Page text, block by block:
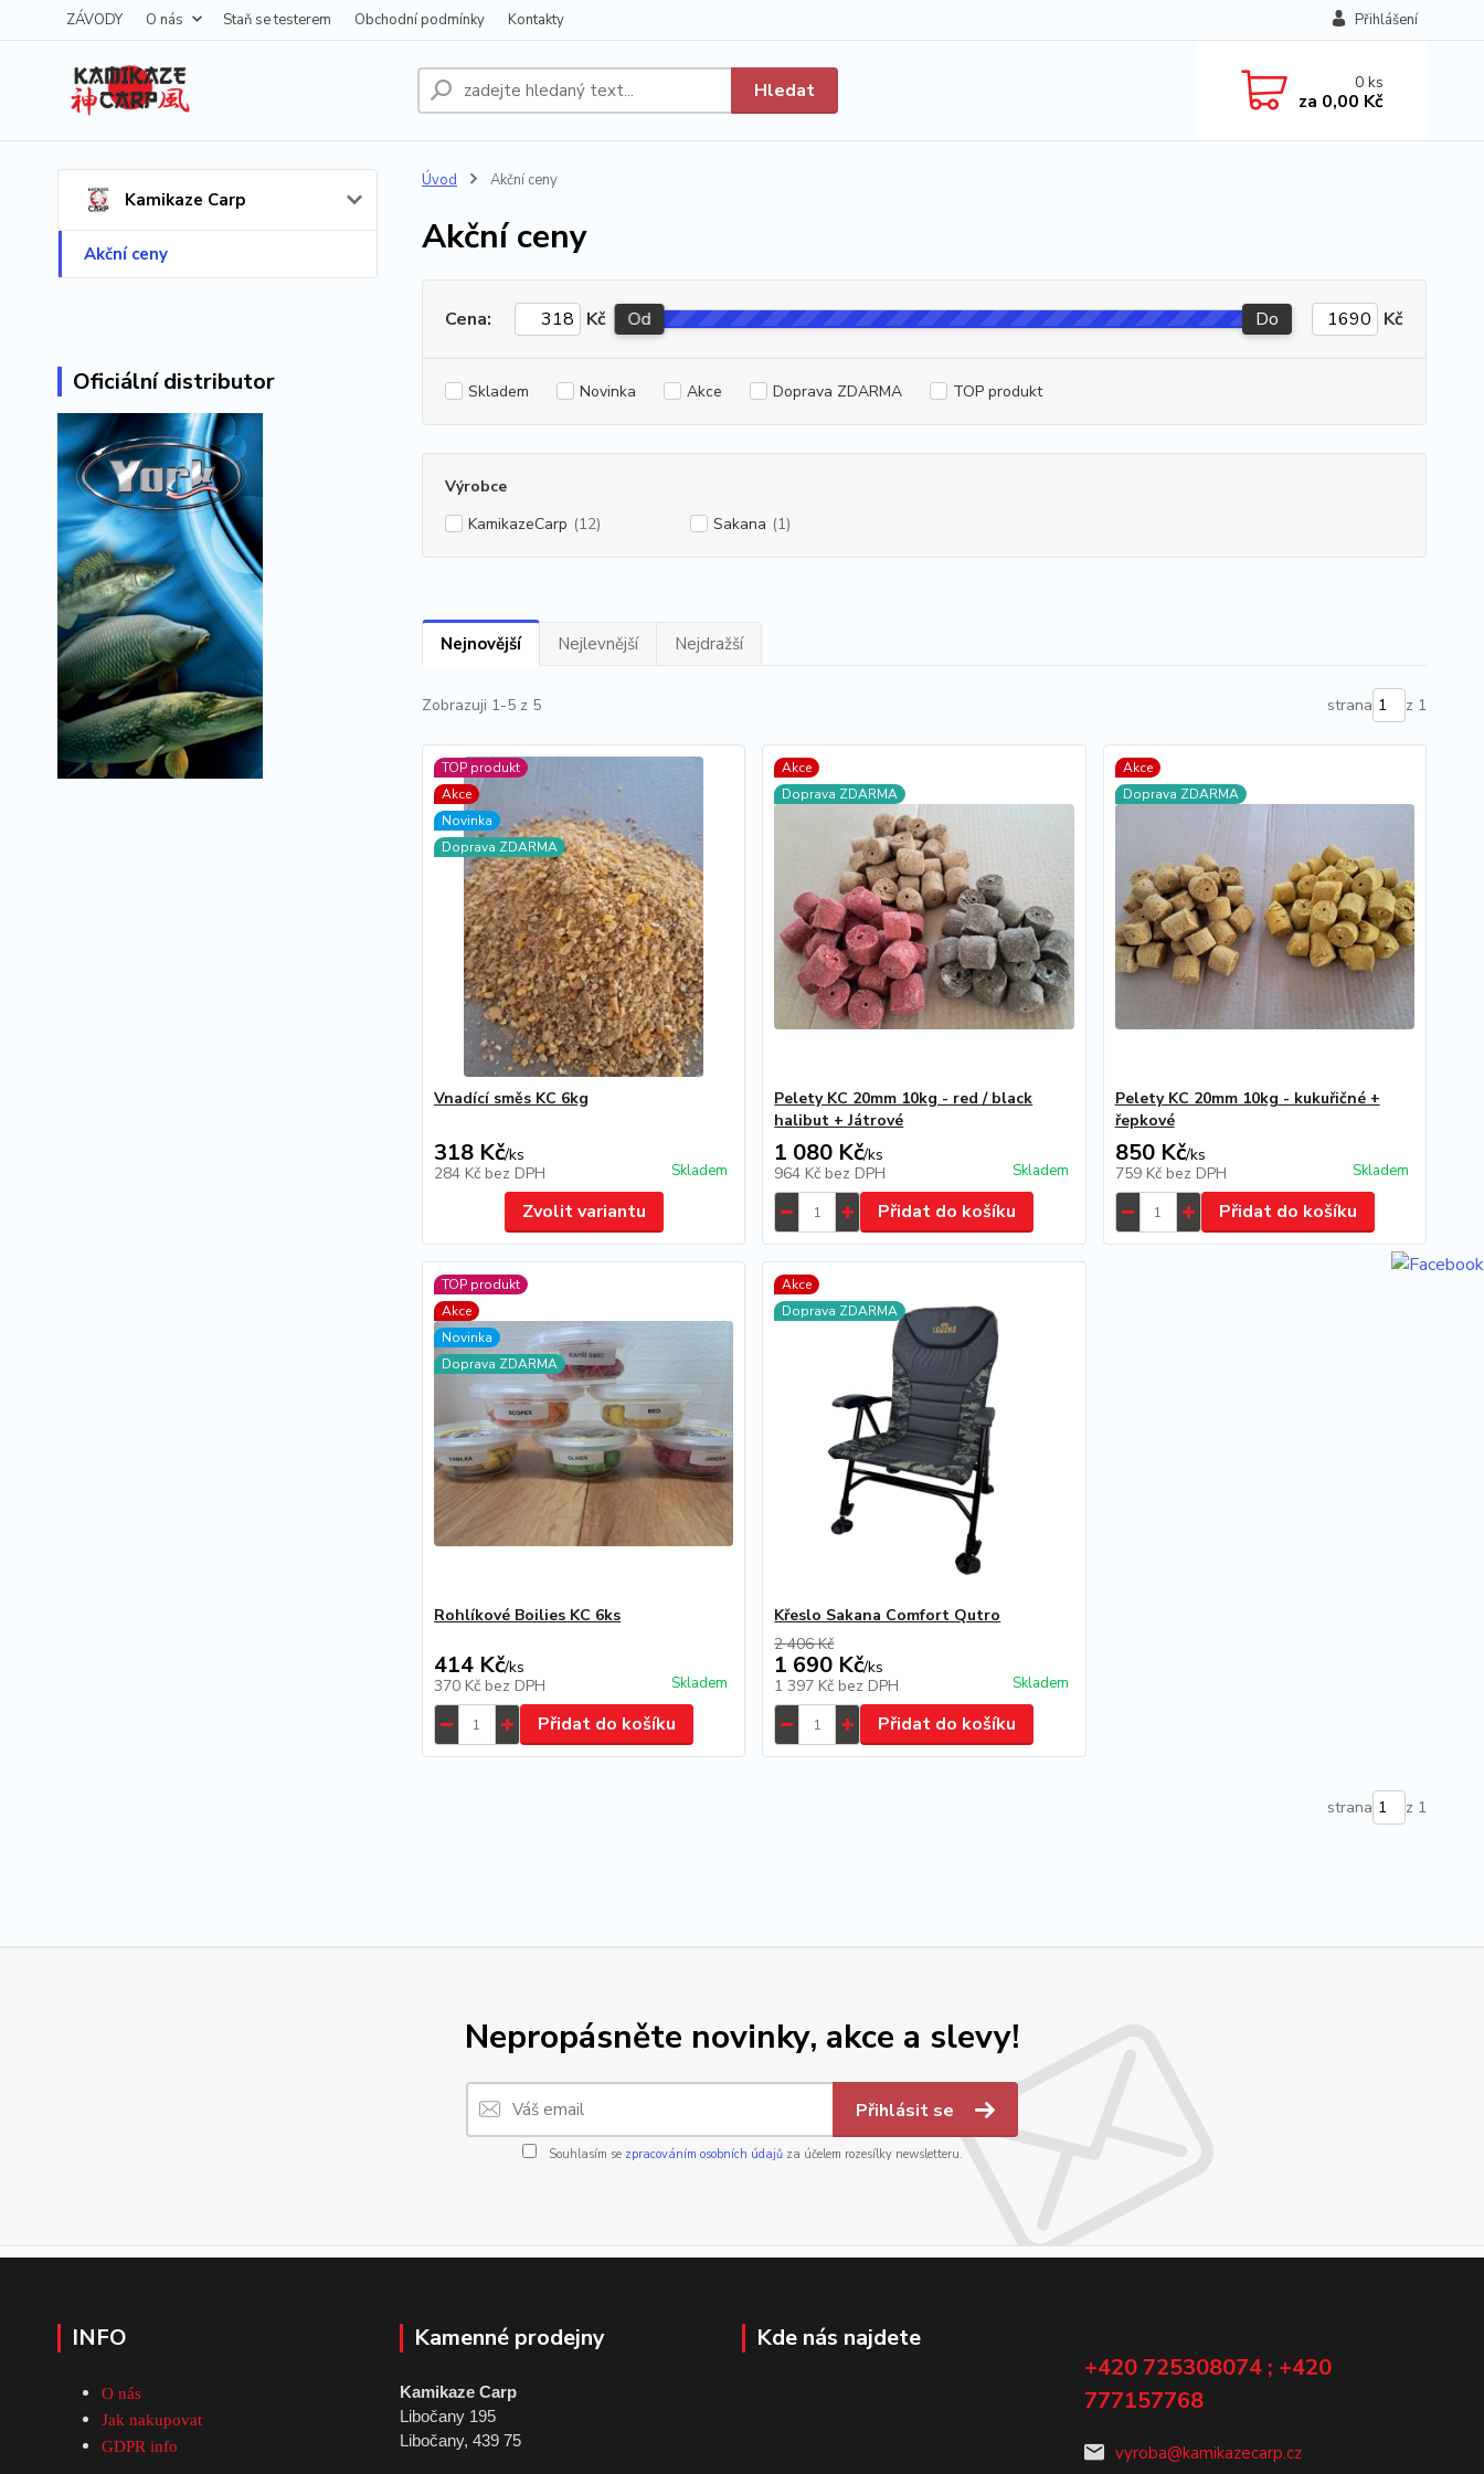
ZÁVODY O nás Staň se testerem Obchodní podmínky Kontakty Přihlášení
Hledat 0ks
za 0,00 Kč
Kamikaze Carp
Akční ceny
Oficiální distributor
Úvod Akční ceny
Akční ceny
Cena: Kč Od Do Kč
Skladem Novinka Akce Doprava ZDARMA TOP produkt
Výrobce
KamikazeCarp (12) Sakana (1)
Nejnovější Nejlevnější Nejdražší
Zobrazuji 1-5 z 5 strana z 1
TOP produkt
Akce
Novinka
Doprava ZDARMA
Vnadící směs KC 6kg
318 Kč/ks
284 Kč bez DPH Skladem
Zvolit variantu
Akce
Doprava ZDARMA
Pelety KC 20mm 10kg - red / black
halibut + Játrové
1 080 Kč/ks
964 Kč bez DPH Skladem
Přidat do košíku
Akce
Doprava ZDARMA
Pelety KC 20mm 10kg - kukuřičné +
řepkové
850 Kč/ks
759 Kč bez DPH Skladem
Přidat do košíku
TOP produkt
Akce
Novinka
Doprava ZDARMA
Rohlíkové Boilies KC 6ks
414 Kč/ks
370 Kč bez DPH Skladem
Přidat do košíku
Akce
Doprava ZDARMA
Křeslo Sakana Comfort Qutro
2 406 Kč
1 690 Kč/ks
1 397 Kč bez DPH Skladem
Přidat do košíku
strana z 1
Nepropásněte novinky, akce a slevy!
Přihlásit se
Souhlasím se zpracováním osobních údajůza účelem rozesílky newsletteru.
INFO
O nás
Jak nakupovat
GDPR info
Kamenné prodejny
Kamikaze Carp
Libočany 195
Libočany, 439 75
Kde nás najdete
+420 725308074 ; +420
777157768
vyroba@kamikazecarp.cz